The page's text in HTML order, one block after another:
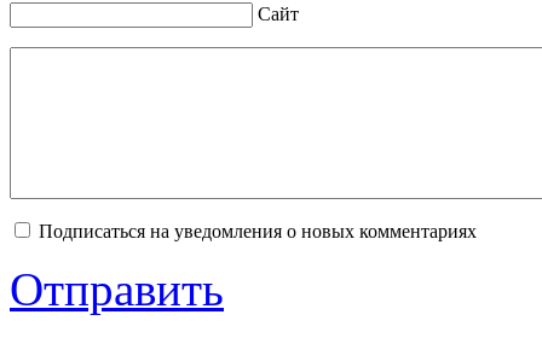
Сайт
Подписаться на уведомления о новых комментариях
Отправить